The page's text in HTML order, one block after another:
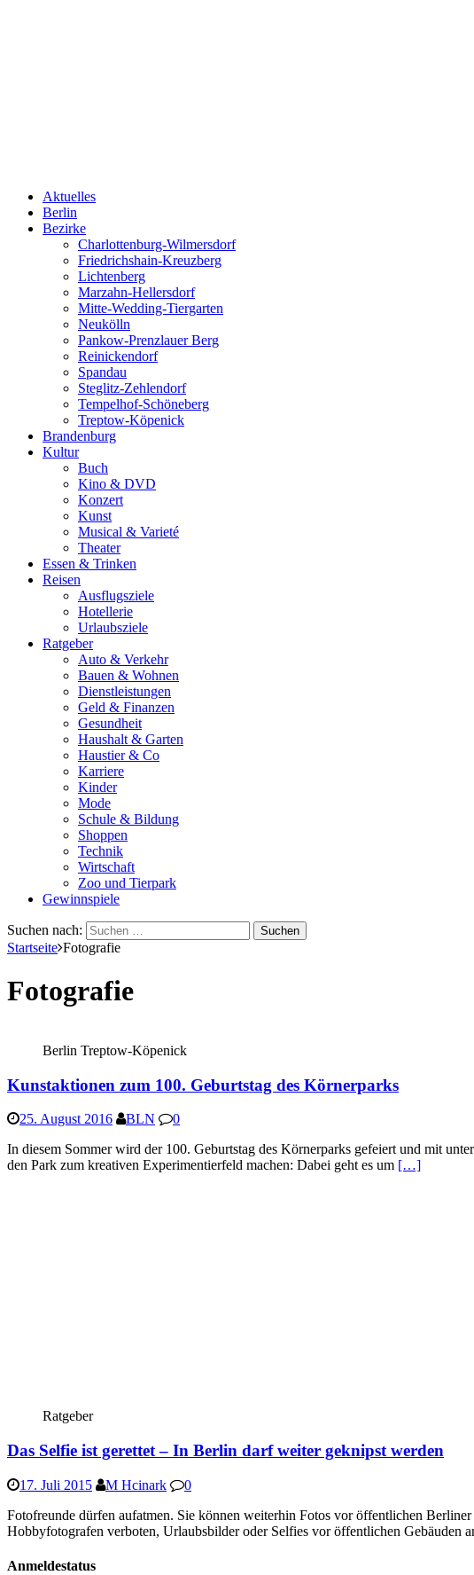
Aktuelles
Berlin
Bezirke
Charlottenburg-Wilmersdorf
Friedrichshain-Kreuzberg
Lichtenberg
Marzahn-Hellersdorf
Mitte-Wedding-Tiergarten
Neukölln
Pankow-Prenzlauer Berg
Reinickendorf
Spandau
Steglitz-Zehlendorf
Tempelhof-Schöneberg
Treptow-Köpenick
Brandenburg
Kultur
Buch
Kino & DVD
Konzert
Kunst
Musical & Varieté
Theater
Essen & Trinken
Reisen
Ausflugsziele
Hotellerie
Urlaubsziele
Ratgeber
Auto & Verkehr
Bauen & Wohnen
Dienstleistungen
Geld & Finanzen
Gesundheit
Haushalt & Garten
Haustier & Co
Karriere
Kinder
Mode
Schule & Bildung
Shoppen
Technik
Wirtschaft
Zoo und Tierpark
Gewinnspiele
Suchen nach:
Startseite Fotografie
Fotografie
Berlin Treptow-Köpenick
Kunstaktionen zum 100. Geburtstag des Körnerparks
25. August 2016 BLN
0
In diesem Sommer wird der 100. Geburtstag des Körnerparks gefeiert und mit
den Park zum kreativen Experimentierfeld machen: Dabei geht es um […]
Ratgeber
Das Selfie ist gerettet – In Berlin darf weiter geknipst werden
17. Juli 2015 M Hcinark
0
Fotofreunde dürfen aufatmen. Sie können weiterhin Fotos vor öffentlichen
Hobbyfotografen verboten, Urlaubsbilder oder Selfies vor öffentlichen Gebäuden
Anmeldestatus